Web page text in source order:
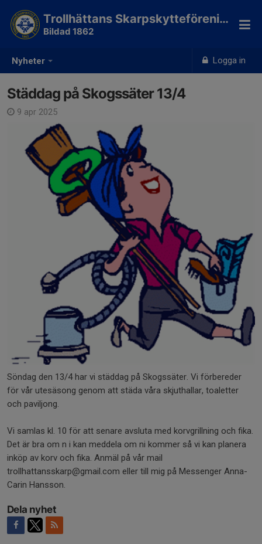
Nyheter Logga in
Trollhättans Skarpskytteförening
Bildad 1862
Städdag på Skogssäter 13/4
9 apr 2025
Söndag den 13/4 har vi städdag på Skogssäter. Vi förbereder
för vår utesäsong genom att städa våra skjuthallar, toaletter
och paviljong.
Vi samlas kl. 10 för att senare avsluta med korvgrillning och fika.
Det är bra om n i kan meddela om ni kommer så vi kan planera
inköp av korv och fika. Anmäl på vår mail
trollhattansskarp@gmail.com eller till mig på Messenger Anna-
Carin Hansson.
Dela nyhet